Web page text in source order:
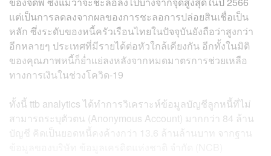
แต่เป็นการลดลงจากผลของการชะลอการปล่อยสินเชื่อเป็น
หลัก ซึ่งระดับของหนี้ครัวเรือนไทยในปัจจุบันยังถือว่าสูงกว่า
อีกหลายๆ ประเทศที่มีรายได้ต่อหัวใกล้เคียงกัน อีกทั้งในมิติ
ของคุณภาพหนี้ก็ย่ำแย่ลงหลังจากหมดมาตรการช่วยเหลือ
ทางการเงินในช่วงโควิด-19
ทั้งนี้ ttb analytics ได้ทำการวิเคราะห์ข้อมูลบัญชีลูกหนี้ที่ไม่
สามารถระบุตัวตน (Anonymous Account) มากกว่า 84 ล้าน
บัญชี คิดเป็นยอดหนี้คงค้างกว่า 13.6 ล้านล้านบาท จากฐาน